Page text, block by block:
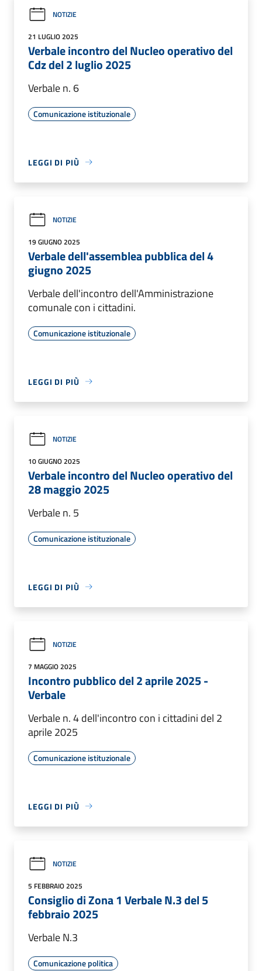
NOTIZIE
21 LUGLIO 2025
Verbale incontro del Nucleo operativo del
Cdz del 2 luglio 2025
Verbale n. 6
Comunicazione istituzionale
LEGGI DI PIÙ
NOTIZIE
19 GIUGNO 2025
Verbale dell'assemblea pubblica del 4
giugno 2025
Verbale dell'incontro dell'Amministrazione
comunale con i cittadini.
Comunicazione istituzionale
LEGGI DI PIÙ
NOTIZIE
10 GIUGNO 2025
Verbale incontro del Nucleo operativo del
28 maggio 2025
Verbale n. 5
Comunicazione istituzionale
LEGGI DI PIÙ
NOTIZIE
7 MAGGIO 2025
Incontro pubblico del 2 aprile 2025 -
Verbale
Verbale n. 4 dell'incontro con i cittadini del 2
aprile 2025
Comunicazione istituzionale
LEGGI DI PIÙ
NOTIZIE
5 FEBBRAIO 2025
Consiglio di Zona 1 Verbale N.3 del 5
febbraio 2025
Verbale N.3
Comunicazione politica